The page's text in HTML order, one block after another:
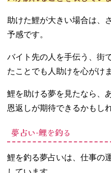
助けた鯉が大きい場合は、
予感です。
バイト先の人を手伝う、街
たことでも人助けを心がけ
鯉を助ける夢を見たなら、
恩返しが期待できるかもし
夢占い‐鯉を釣る
鯉を釣る夢占いは、仕事の